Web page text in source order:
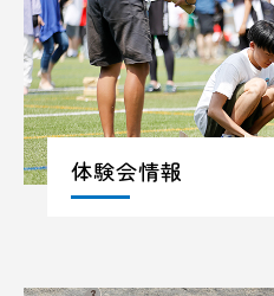
体験会情報